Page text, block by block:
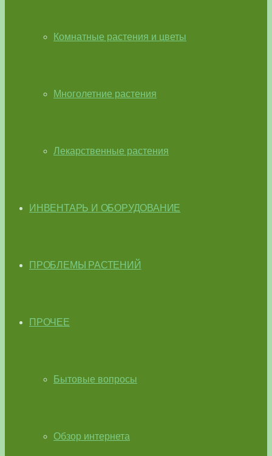
Комнатные растения и цветы
Многолетние растения
Лекарственные растения
ИНВЕНТАРЬ И ОБОРУДОВАНИЕ
ПРОБЛЕМЫ РАСТЕНИЙ
ПРОЧЕЕ
Бытовые вопросы
Обзор интернета